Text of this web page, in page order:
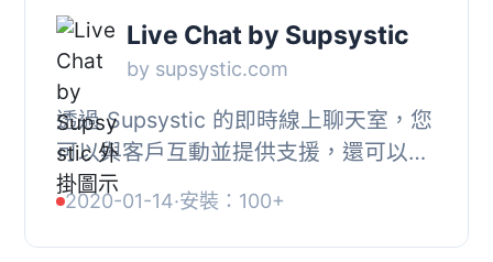
Live Chat by Supsystic
by supsystic.com
透過 Supsystic 的即時線上聊天室，您
可以與客戶互動並提供支援，還可以在
遊覽者離開您的網站前協助他們。這是
與客戶互動的最快方式，也是第一個獨
立的即時聊...
2020-01-14·安裝：100+